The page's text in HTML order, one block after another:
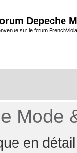
Depeche
sur le forum
Mode
en